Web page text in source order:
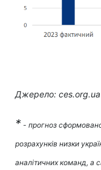
Джерело: ces.org.ua
* - прогноз сформовано
розрахунків низки
аналітичних команд, а